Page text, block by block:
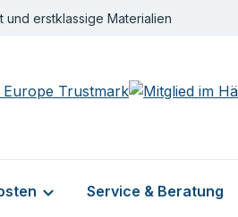
und erstklassige Materialien
Service & Beratung